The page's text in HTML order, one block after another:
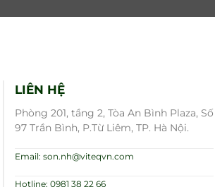
LIÊN HỆ
Phòng 201, tầng 2, Tòa An Bình Plaza, Số
97 Trần Bình, P.Từ Liêm, TP. Hà Nội.
Email: son.nh@viteqvn.com
Hotline: 0981 38 22 66